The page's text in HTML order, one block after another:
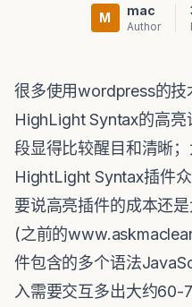
M mac
Author
很多使用wordpress的技
HighLight Syntax的高
段显得比较醒目和清晰
HightLight Syntax插件
要说高亮插件的成本还
(之前的
件包含的多个语法
入需要交互多出大约60-